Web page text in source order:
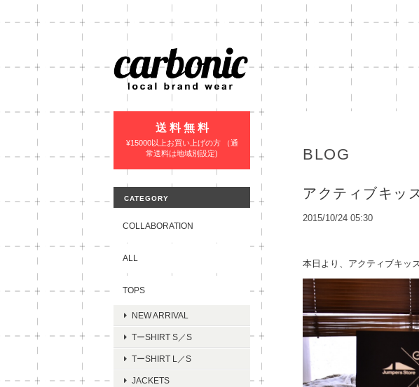
BLOG
アクティブキッ
2015/10/24 05:30
本日より、アクティブキッ
送 料 無 料
¥15000以上お買い上げの方 （通
常送料は地域別設定)
CATEGORY
COLLABORATION
ALL
TOPS
NEW ARRIVAL
TーSHIRT S／S
TーSHIRT L／S
JACKETS